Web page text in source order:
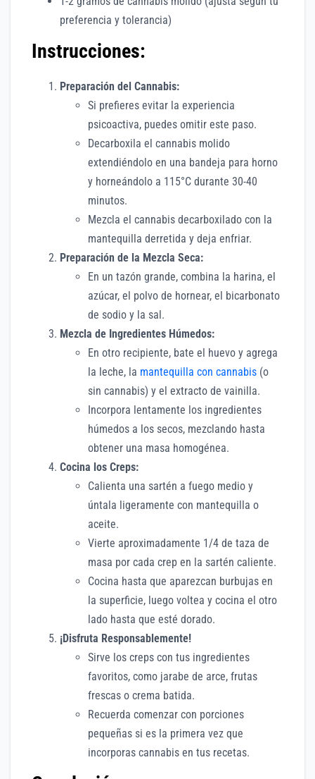
preferencia y tolerancia)
Instrucciones:
Preparación del Cannabis:
Si prefieres evitar la experiencia
psicoactiva, puedes omitir este paso.
Decarboxila el cannabis molido
extendiéndolo en una bandeja para horno
y horneándolo a 115°C durante 30-40
minutos.
Mezcla el cannabis decarboxilado con la
mantequilla derretida y deja enfriar.
Preparación de la Mezcla Seca:
En un tazón grande, combina la harina, el
azúcar, el polvo de hornear, el bicarbonato
de sodio y la sal.
Mezcla de Ingredientes Húmedos:
En otro recipiente, bate el huevo y agrega
la leche, la mantequilla con cannabis (o
sin cannabis) y el extracto de vainilla.
Incorpora lentamente los ingredientes
húmedos a los secos, mezclando hasta
obtener una masa homogénea.
Cocina los Creps:
Calienta una sartén a fuego medio y
úntala ligeramente con mantequilla o
aceite.
Vierte aproximadamente 1/4 de taza de
masa por cada crep en la sartén caliente.
Cocina hasta que aparezcan burbujas en
la superficie, luego voltea y cocina el otro
lado hasta que esté dorado.
¡Disfruta Responsablemente!
Sirve los creps con tus ingredientes
favoritos, como jarabe de arce, frutas
frescas o crema batida.
Recuerda comenzar con porciones
pequeñas si es la primera vez que
incorporas cannabis en tus recetas.